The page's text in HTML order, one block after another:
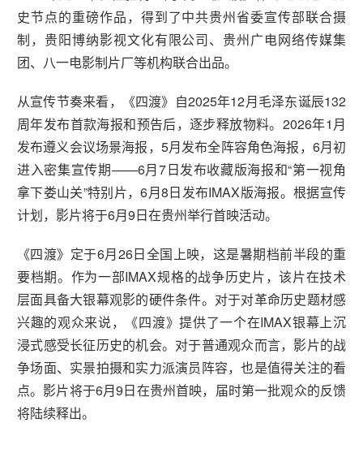
史节点的重磅作品，得到了中共贵州省委宣传部联合摄
制，贵阳博纳影视文化有限公司、贵州广电网络传媒集
团、八一电影制片厂等机构联合出品。
从宣传节奏来看，《四渡》自2025年12月毛泽东诞辰132
周年发布首款海报和预告后，逐步释放物料。2026年1月
发布遵义会议场景海报，5月发布全阵容角色海报，6月初
进入密集宣传期——6月7日发布收藏版海报和“第一视角
拿下娄山关”特别片，6月8日发布IMAX版海报。根据宣传
计划，影片将于6月9日在贵州举行首映活动。
《四渡》定于6月26日全国上映，这是暑期档前半段的重
要档期。作为一部IMAX规格的战争历史片，该片在技术
层面具备大银幕观影的硬件条件。对于对革命历史题材感
兴趣的观众来说，《四渡》提供了一个在IMAX银幕上沉
浸式感受长征历史的机会。对于普通观众而言，影片的战
争场面、实景拍摄和实力派演员阵容，也是值得关注的看
点。影片将于6月9日在贵州首映，届时第一批观众的反馈
将陆续释出。